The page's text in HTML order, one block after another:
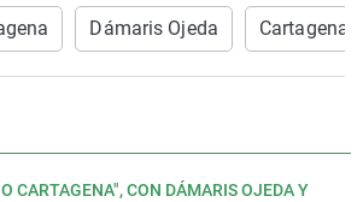
Dámaris Ojeda Cartagena
CARTAGENA", CON DÁMARIS OJEDA Y